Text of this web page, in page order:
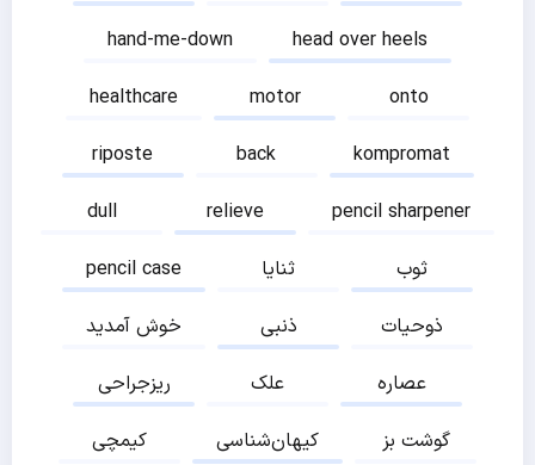
hand-me-down
head over heels
healthcare
motor
onto
riposte
back
kompromat
dull
relieve
pencil sharpener
pencil case
ثنایا
ثوب
خوش آمدید
ذنبی
ذوحیات
ریزجراحی
علک
عصاره
کیمچی
کیهان‌شناسی
گوشت بز